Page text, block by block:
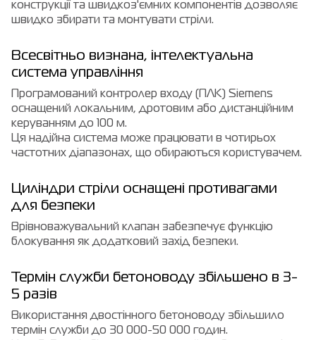
конструкції та швидкоз'ємних компонентів дозволяє
швидко збирати та монтувати стріли.
Всесвітньо визнана, інтелектуальна
система управління
Програмований контролер входу (ПЛК) Siemens
оснащений локальним, дротовим або дистанційним
керуванням до 100 м.
Ця надійна система може працювати в чотирьох
частотних діапазонах, що обираються користувачем.
Циліндри стріли оснащені противагами
для безпеки
Врівноважувальний клапан забезпечує функцію
блокування як додатковий захід безпеки.
Термін служби бетоноводу збільшено в 3-
5 разів
Використання двостінного бетоноводу збільшило
термін служби до 30 000-50 000 годин.